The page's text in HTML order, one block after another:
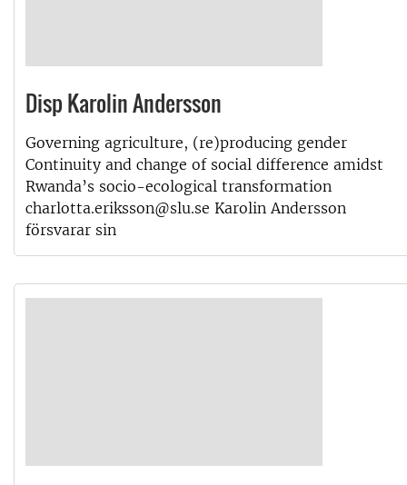
Disp Karolin Andersson
Governing agriculture, (re)producing gender
Continuity and change of social difference amidst
Rwanda’s socio-ecological transformation
charlotta.eriksson@slu.se Karolin Andersson
försvarar sin